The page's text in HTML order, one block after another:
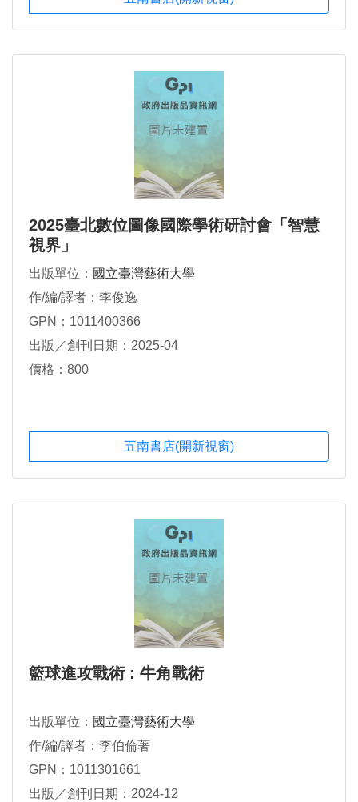
2025臺北數位圖像國際學術研討會「智慧
視界」
出版單位： 國立臺灣藝術大學
作/編/譯者：李俊逸
GPN：1011400366
出版／創刊日期：2025-04
價格：800
五南書店(開新視窗)
籃球進攻戰術 : 牛角戰術
出版單位： 國立臺灣藝術大學
作/編/譯者：李伯倫著
GPN：1011301661
出版／創刊日期：2024-12